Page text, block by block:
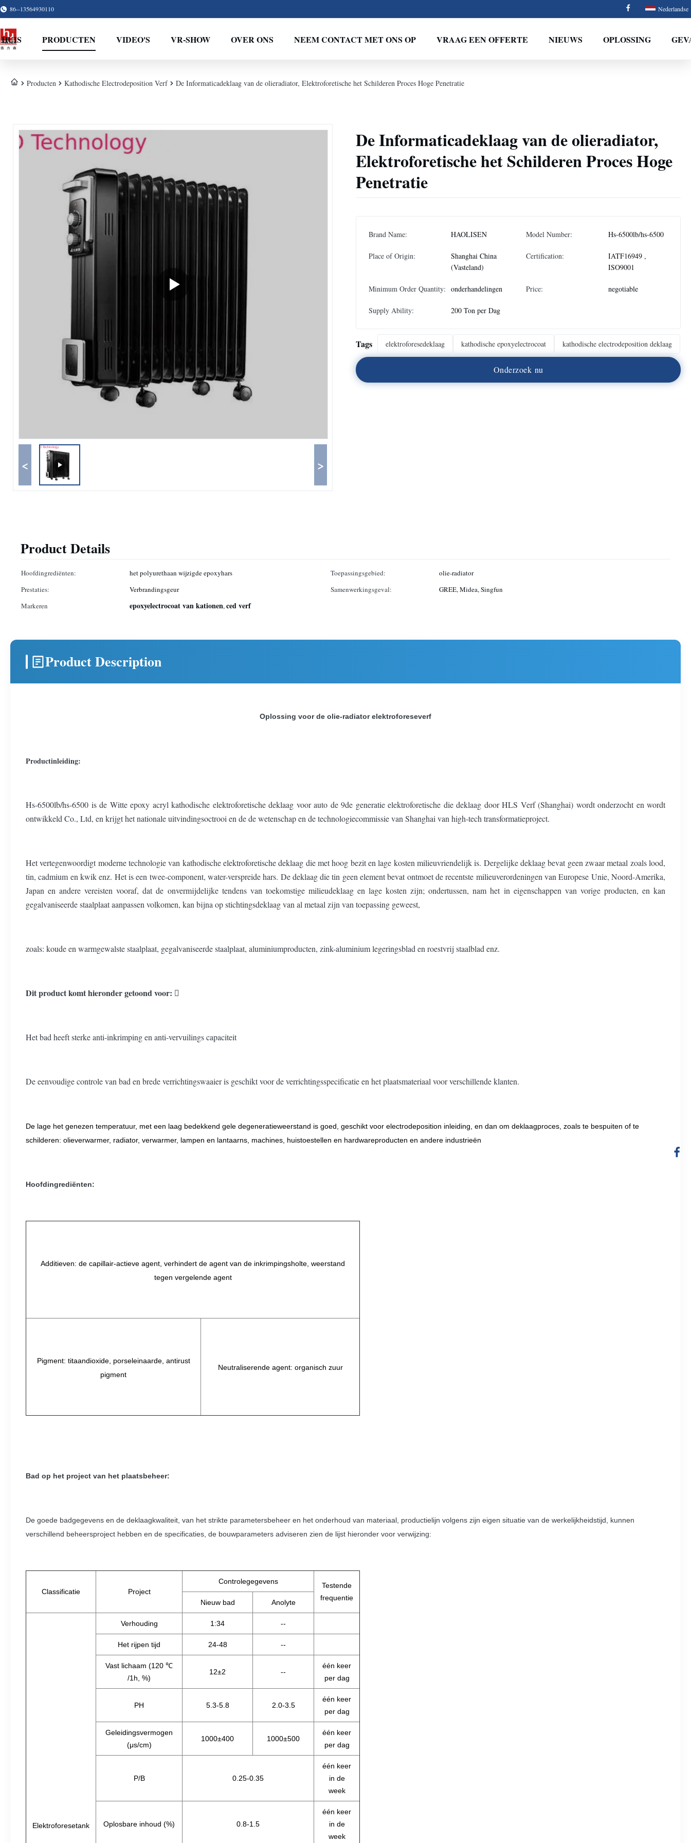
86--13564930110 Nederlandse
HUIS PRODUCTEN VIDEO'S VR-SHOW OVER ONS NEEM CONTACT MET ONS OP VRAAG EEN OFFERTE NIEUWS OPLOSSING
Producten Kathodische Electrodeposition Verf De Informaticadeklaag van de olieradiator, Elektroforetische het Schilderen Proces Hoge Penetratie
< >
De Informaticadeklaag van de olieradiator,
Elektroforetische het Schilderen Proces Hoge
Penetratie
Brand Name: HAOLISEN Model Number: Hs-6500lb/hs-6500
Place of Origin:
Shanghai China
(Vasteland)
Certification:
IATF16949 ,
ISO9001
Minimum Order Quantity: onderhandelingen Price: negotiable
Supply Ability: 200 Ton per Dag
Tags elektroforesedeklaag kathodische epoxyelectrocoat kathodische electrodeposition deklaag
Onderzoek nu
Product Details
Hoofdingrediënten: het polyurethaan wijzigde epoxyhars Toepassingsgebied:
olie-radiator
Prestaties:
Verbrandingsgeur Samenwerkingsgeval:
GREE, Midea, Singfun
Markeren
epoxyelectrocoat van kationen,ced verf
Product Description
Oplossing voor de olie-radiator elektroforeseverf
Productinleiding:
Hs-6500lb/hs-6500 is de Witte epoxy acryl kathodische elektroforetische deklaag voor auto de 9de generatie elektroforetische die deklaag door HLS Verf (Shanghai) wordt onderzocht en wordt
ontwikkeld Co., Ltd, en krijgt het nationale uitvindingsoctrooi en de de wetenschap en de technologiecommissie van Shanghai van high-tech transformatieproject.
Het vertegenwoordigt moderne technologie van kathodische elektroforetische deklaag die met hoog bezit en lage kosten milieuvriendelijk is. Dergelijke deklaag bevat geen zwaar metaal zoals lood,
tin, cadmium en kwik enz. Het is een twee-component, water-verspreide hars. De deklaag die tin geen element bevat ontmoet de recentste milieuverordeningen van Europese Unie, Noord-Amerika,
Japan en andere vereisten vooraf, dat de onvermijdelijke tendens van toekomstige milieudeklaag en lage kosten zijn; ondertussen, nam het in eigenschappen van vorige producten, en kan
gegalvaniseerde staalplaat aanpassen volkomen, kan bijna op stichtingsdeklaag van al metaal zijn van toepassing geweest,
zoals: koude en warmgewalste staalplaat, gegalvaniseerde staalplaat, aluminiumproducten, zink-aluminium legeringsblad en roestvrij staalblad enz.
Dit product komt hieronder getoond voor: 
Het bad heeft sterke anti-inkrimping en anti-vervuilings capaciteit
De eenvoudige controle van bad en brede verrichtingswaaier is geschikt voor de verrichtingsspecificatie en het plaatsmateriaal voor verschillende klanten.
De lage het genezen temperatuur, met een laag bedekkend gele degeneratieweerstand is goed, geschikt voor electrodeposition inleiding, en dan om deklaagproces, zoals te bespuiten of te
schilderen: olieverwarmer, radiator, verwarmer, lampen en lantaarns, machines, huistoestellen en hardwareproducten en andere industrieën
Hoofdingrediënten:
Additieven: de capillair-actieve agent, verhindert de agent van de inkrimpingsholte, weerstand
tegen vergelende agent
Pigment: titaandioxide, porseleinaarde, antirust
pigment
Neutraliserende agent: organisch zuur
Bad op het project van het plaatsbeheer:
De goede badgegevens en de deklaagkwaliteit, van het strikte parametersbeheer en het onderhoud van materiaal, productielijn volgens zijn eigen situatie van de werkelijkheidstijd, kunnen
verschillend beheersproject hebben en de specificaties, de bouwparameters adviseren zien de lijst hieronder voor verwijzing:
Classificatie Project
Controlegegevens
Testende
frequentie
Nieuw bad Anolyte
Elektroforesetank
Verhouding 1:34 --
Het rijpen tijd 24-48 --
Vast lichaam (120 ℃
/1h, %)
12±2 --
één keer
per dag
PH 5.3-5.8 2.0-3.5
één keer
per dag
Geleidingsvermogen
(μs/cm)
1000±400 1000±500
één keer
per dag
P/B 0.25-0.35
één keer
in de
week
Oplosbare inhoud (%) 0.8-1.5
één keer
in de
week